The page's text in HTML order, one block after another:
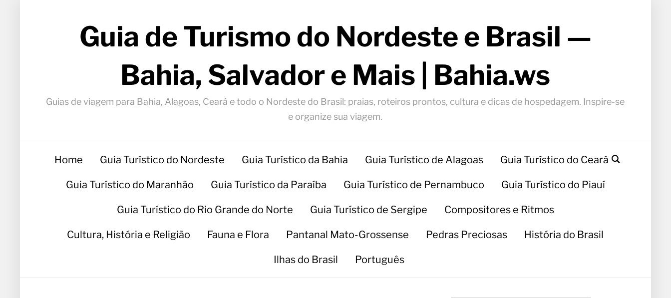
Guia de Turismo do Nordeste e Brasil —
Bahia, Salvador e Mais | Bahia.ws
Guias de viagem para Bahia, Alagoas, Ceará e todo o Nordeste do Brasil: praias, roteiros prontos, cultura e dicas de hospedagem. Inspire-se
e organize sua viagem.
Home Guia Turístico do Nordeste Guia Turístico da Bahia Guia Turístico de Alagoas Guia Turístico do Ceará
Guia Turístico do Maranhão Guia Turístico da Paraíba Guia Turístico de Pernambuco Guia Turístico do Piauí
Guia Turístico do Rio Grande do Norte Guia Turístico de Sergipe Compositores e Ritmos
Cultura, História e Religião Fauna e Flora Pantanal Mato-Grossense Pedras Preciosas História do Brasil
Ilhas do Brasil Português